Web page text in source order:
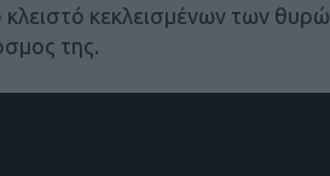
κεκλεισμένων των
της.